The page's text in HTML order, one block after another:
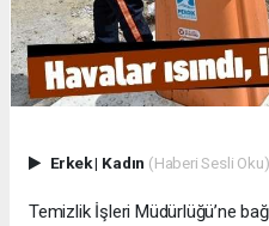
Erkek| Kadın (Haberi Sesli Oku)
Temizlik İşleri Müdürlüğü’ne